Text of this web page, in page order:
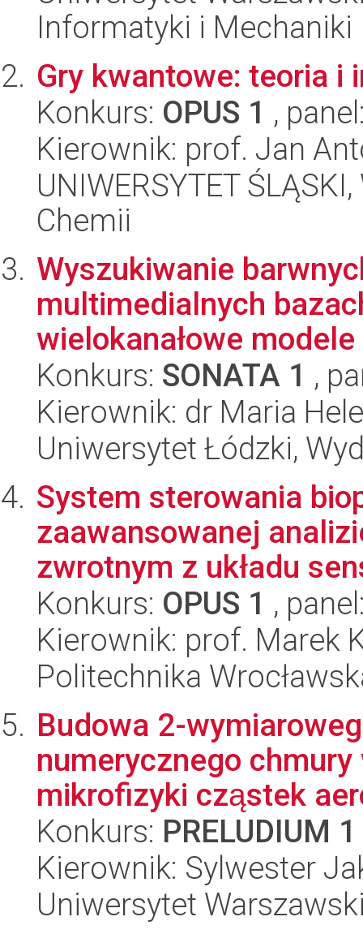
Informatyki i Mechaniki
Gry kwantowe: teoria i
Konkurs: OPUS 1 ,
Kierownik: prof. Jan
UNIWERSYTET
Chemii
Wyszukiwanie
multimedialnych
wielokanałowe
Konkurs: SONATA 1 ,
Kierownik: dr Maria
Uniwersytet Łódzki,
System sterowania
zaawansowanej
zwrotnym z układu
Konkurs: OPUS 1 ,
Kierownik: prof. Marek
Politechnika
Budowa 2-
numerycznego
mikrofizyki cząstek
Konkurs: PRELUDIUM 1
Kierownik: Sylwester
Uniwersytet